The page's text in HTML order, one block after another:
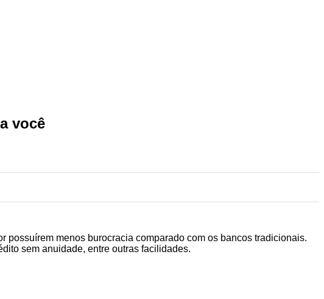
você
menos burocracia comparado com os bancos tradicionais.
sem anuidade, entre outras facilidades.